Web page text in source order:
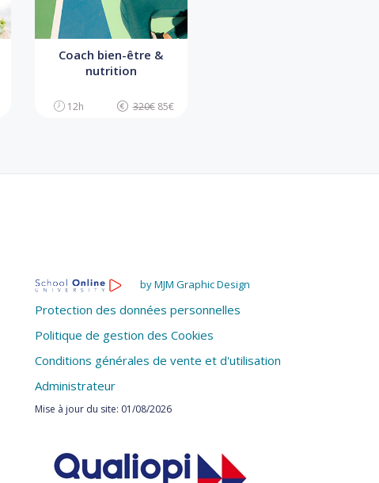
Coach bien-être &
nutrition
12h 320€ 85€
by MJM Graphic Design
Protection des données personnelles
Politique de gestion des Cookies
Conditions générales de vente et d'utilisation
Administrateur
Mise à jour du site: 01/08/2026